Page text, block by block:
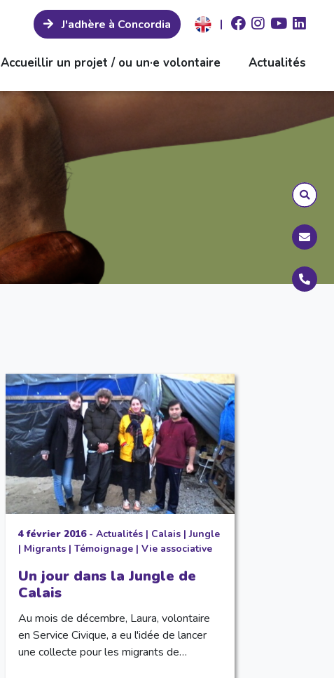
J'adhère à Concordia |
Accueillir un projet / ou un·e volontaire Actualités
4 février 2016- Actualités| Calais|Jungle
| Migrants| Témoignage| Vie associative
Un jour dans la Jungle de
Calais
Au mois de décembre, Laura, volontaire
en Service Civique, a eu l'idée de lancer
une collecte pour les migrants de…